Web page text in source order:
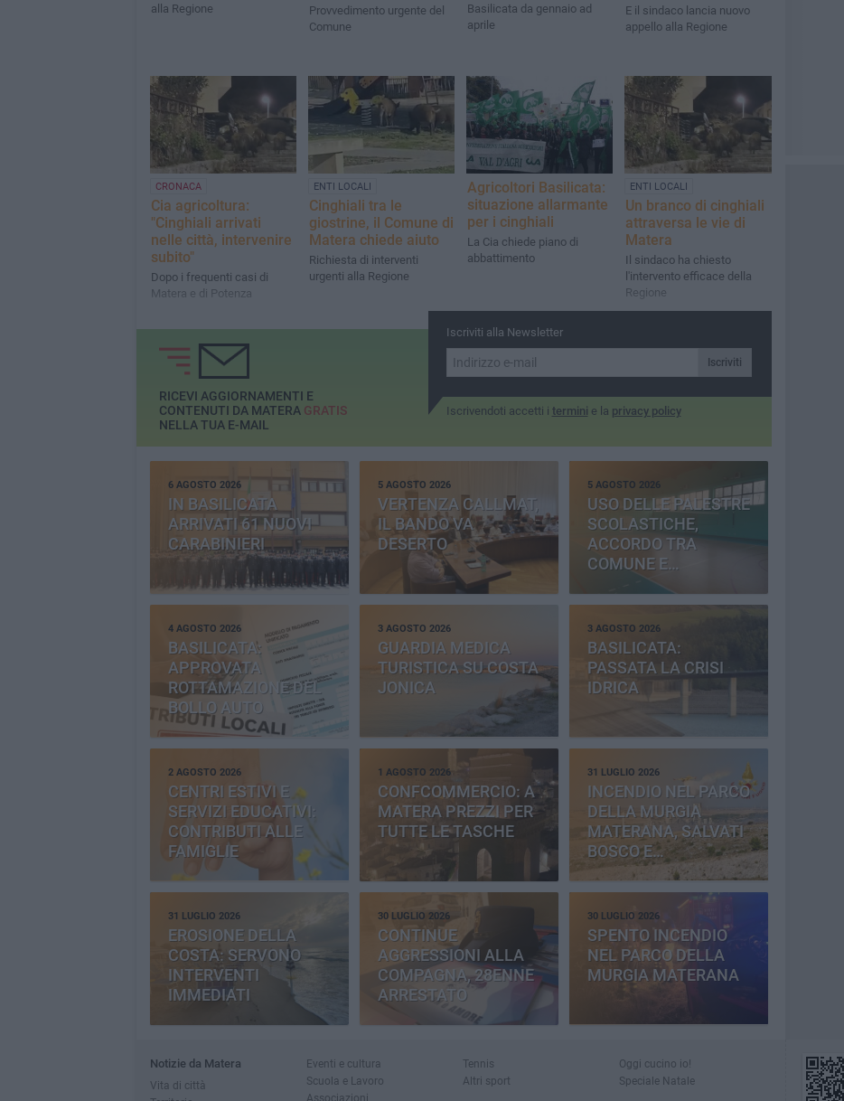
alla Regione
Provvedimento urgente del
Comune
Basilicata da gennaio ad
aprile
E il sindaco lancia nuovo
appello alla Regione
CRONACA
Cia agricoltura:
"Cinghiali arrivati
nelle città, intervenire
subito"
Dopo i frequenti casi di
Matera e di Potenza
ENTI LOCALI
Cinghiali tra le
giostrine, il Comune di
Matera chiede aiuto
Richiesta di interventi
urgenti alla Regione
Agricoltori Basilicata:
situazione allarmante
per i cinghiali
La Cia chiede piano di
abbattimento
ENTI LOCALI
Un branco di cinghiali
attraversa le vie di
Matera
Il sindaco ha chiesto
l'intervento efficace della
Regione
Iscriviti alla Newsletter
Iscriviti
Iscrivendoti accetti i termini e la privacy policy
RICEVI AGGIORNAMENTI E
CONTENUTI DA MATERA GRATIS
NELLA TUA E-MAIL
6 AGOSTO 2026
IN BASILICATA
ARRIVATI 61 NUOVI
CARABINIERI
5 AGOSTO 2026
VERTENZA CALLMAT,
IL BANDO VA
DESERTO
5 AGOSTO 2026
USO DELLE PALESTRE
SCOLASTICHE,
ACCORDO TRA
COMUNE E
PROVINCIA
4 AGOSTO 2026
BASILICATA:
APPROVATA
ROTTAMAZIONE DEL
BOLLO AUTO
3 AGOSTO 2026
GUARDIA MEDICA
TURISTICA SU COSTA
JONICA
3 AGOSTO 2026
BASILICATA:
PASSATA LA CRISI
IDRICA
2 AGOSTO 2026
CENTRI ESTIVI E
SERVIZI EDUCATIVI:
CONTRIBUTI ALLE
FAMIGLIE
1 AGOSTO 2026
CONFCOMMERCIO: A
MATERA PREZZI PER
TUTTE LE TASCHE
31 LUGLIO 2026
INCENDIO NEL PARCO
DELLA MURGIA
MATERANA, SALVATI
BOSCO E
CEMENTERIA
31 LUGLIO 2026
EROSIONE DELLA
COSTA: SERVONO
INTERVENTI
IMMEDIATI
30 LUGLIO 2026
CONTINUE
AGGRESSIONI ALLA
COMPAGNA, 28ENNE
ARRESTATO
30 LUGLIO 2026
SPENTO INCENDIO
NEL PARCO DELLA
MURGIA MATERANA
Notizie da Matera
Vita di città
Eventi e cultura
Scuola e Lavoro
Associazioni
Tennis
Altri sport
Oggi cucino io!
Speciale Natale